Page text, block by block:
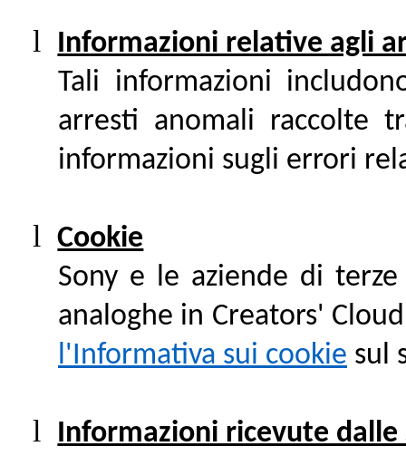
l
Informazioni relative agli
Tali informazioni
arresti anomali raccolte
informazioni sugli errori
l Cookie
Sony e le aziende di
analoghe in Creators'
l'Informativa sui cookie sul
l
Informazioni ricevute dalle